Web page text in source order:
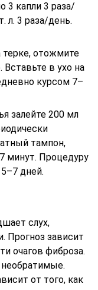
3 капли 3 раза/
л. 3 раза/день.
терке, отожмите
в ухо на
курсом 7–
залейте 200 мл
тампон,
минут. Процедуру
дней.
слух,
Прогноз зависит
очагов фиброза.
необратимые.
от того, как